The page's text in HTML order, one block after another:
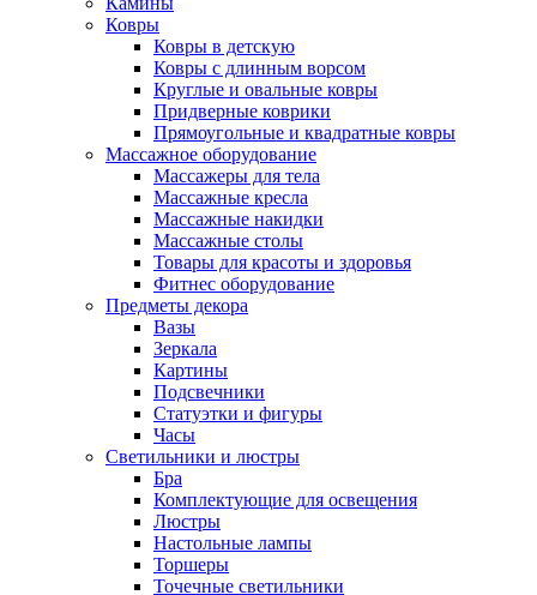
Ковры
Ковры в детскую
Ковры с длинным ворсом
Круглые и овальные ковры
Придверные коврики
Прямоугольные и квадратные ковры
Массажное оборудование
Массажеры для тела
Массажные кресла
Массажные накидки
Массажные столы
Товары для красоты и здоровья
Фитнес оборудование
Предметы декора
Вазы
Зеркала
Картины
Подсвечники
Статуэтки и фигуры
Часы
Светильники и люстры
Бра
Комплектующие для освещения
Люстры
Настольные лампы
Торшеры
Точечные светильники